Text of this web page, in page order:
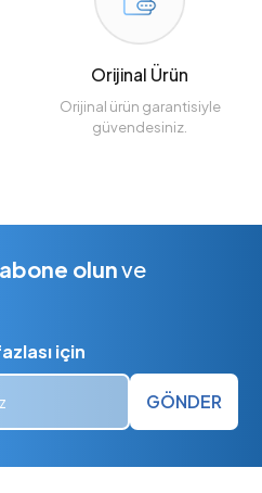
Orijinal Ürün
Orijinal ürün garantisiyle
güvendesiniz.
olunve
için
GÖNDER